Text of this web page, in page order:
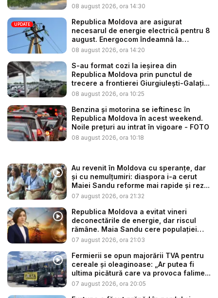
08 august 2026, ora 14:30
UPDATE
Republica Moldova are asigurat
necesarul de energie electrică pentru 8
august. Energocom îndeamnă la
consu...
08 august 2026, ora 14:20
S-au format cozi la ieșirea din
Republica Moldova prin punctul de
trecere a frontierei Giurgiulești-Galați...
08 august 2026, ora 10:25
Benzina și motorina se ieftinesc în
Republica Moldova în acest weekend.
Noile prețuri au intrat în vigoare - FOTO
08 august 2026, ora 10:18
Au revenit în Moldova cu speranțe, dar
și cu nemulțumiri: diaspora i-a cerut
Maiei Sandu reforme mai rapide și rez...
07 august 2026, ora 21:32
Republica Moldova a evitat vineri
deconectările de energie, dar riscul
rămâne. Maia Sandu cere populației
să...
07 august 2026, ora 21:03
Fermierii se opun majorării TVA pentru
cereale și oleaginoase: „Ar putea fi
ultima picătură care va provoca falime...
07 august 2026, ora 20:05